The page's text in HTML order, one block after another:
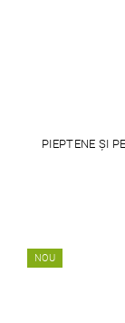
PIEPTENE ȘI
NOU